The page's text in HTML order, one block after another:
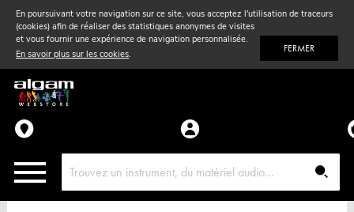
En poursuivant votre navigation sur ce site, vous acceptez l'utilisation de traceurs
(cookies) afin de réaliser des statistiques anonymes de visites
et vous fournir une expérience de navigation personnalisée.
En savoir plus sur les cookies. FERMER
Vent& Violon
Accessoires
Pièces détachées